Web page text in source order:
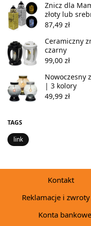
Znicz dla
złoty lub
87,49 zł
Ceramiczny
czarny
99,00 zł
Nowoczesny
| 3 kolory
49,99 zł
TAGS
link
Kontakt
Reklamacje i zwroty
Konta bankowe